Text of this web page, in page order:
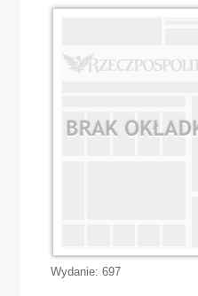
Wydanie: 697